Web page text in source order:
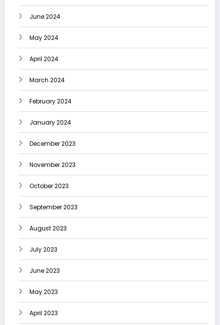
June 2024
May 2024
April 2024
March 2024
February 2024
January 2024
December 2023
November 2023
October 2023
September 2023
August 2023
July 2023
June 2023
May 2023
April 2023